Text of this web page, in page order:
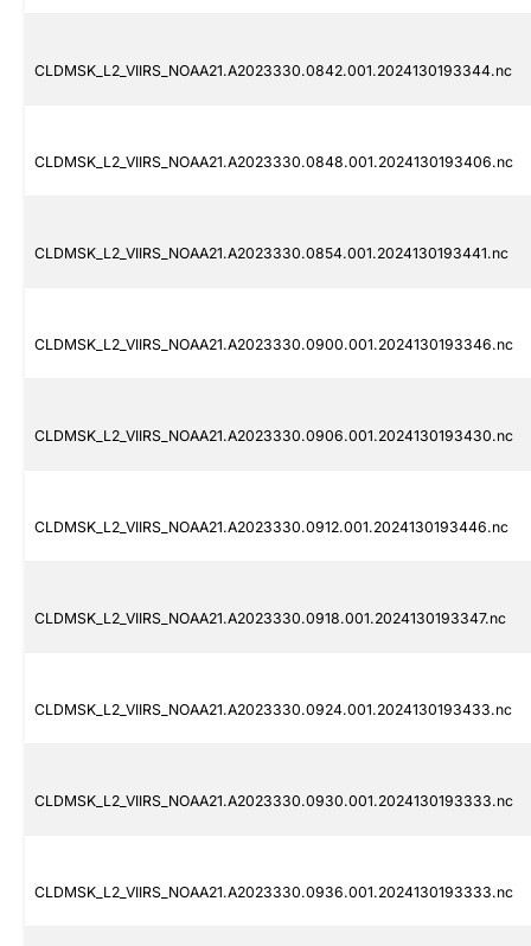
CLDMSK_L2_VIIRS_NOAA21.A2023330.0842.001.2024130193344.nc
CLDMSK_L2_VIIRS_NOAA21.A2023330.0848.001.2024130193406.nc
CLDMSK_L2_VIIRS_NOAA21.A2023330.0854.001.2024130193441.nc
CLDMSK_L2_VIIRS_NOAA21.A2023330.0900.001.2024130193346.nc
CLDMSK_L2_VIIRS_NOAA21.A2023330.0906.001.2024130193430.nc
CLDMSK_L2_VIIRS_NOAA21.A2023330.0912.001.2024130193446.nc
CLDMSK_L2_VIIRS_NOAA21.A2023330.0918.001.2024130193347.nc
CLDMSK_L2_VIIRS_NOAA21.A2023330.0924.001.2024130193433.nc
CLDMSK_L2_VIIRS_NOAA21.A2023330.0930.001.2024130193333.nc
CLDMSK_L2_VIIRS_NOAA21.A2023330.0936.001.2024130193333.nc